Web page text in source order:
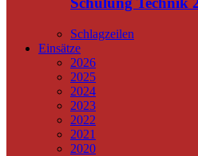
Schlagzeilen
Einsätze
2026
2025
2024
2023
2022
2021
2020